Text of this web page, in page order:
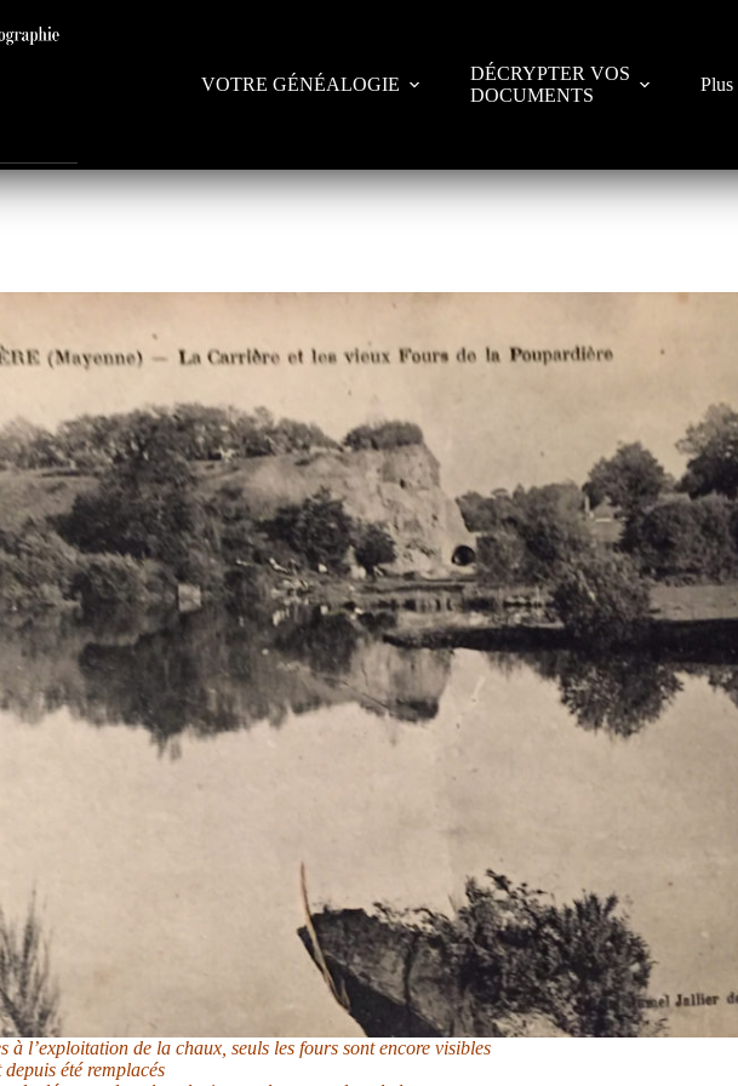
VOTRE GÉNÉALOGIE
DÉCRYPTER VOS
DOCUMENTS
Plus
à l’exploitation de la chaux, seuls les fours sont encore visibles
été remplacés